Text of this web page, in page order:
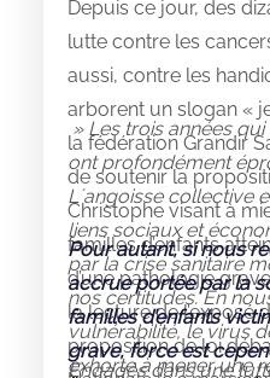
Depuis ce jour, des
lutte contre les
aussi, contre les
arborent un slogan «
la fédération Grandir
de soutenir la
Christophe visant à
familles d’enfants
d’une pathologie
la lecture de l’exposé
proposition de loi
» Les trois années qui
ont profondément
Lʼangoisse collective
liens sociaux et
par la crise sanitaire
nos certitudes.En
vulnérabilité, le virus
exhorte à mener une
Pour autant, si nous
accrue portée par la
familles d’enfants
grave, force est
Engagés dans une